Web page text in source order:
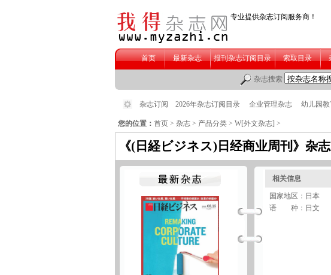
您的位置： 首页 > 杂志 > 产品分类 > W[外文杂志] >
《(日経ビジネス)日经商业周刊》杂志
相关信息
国家地区：日本
语 种：日文